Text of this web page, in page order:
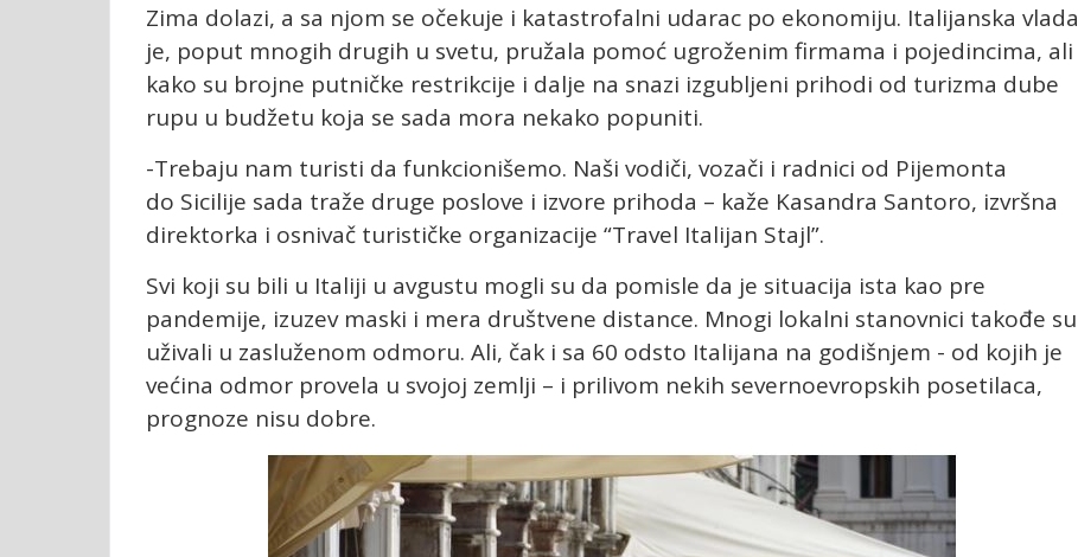
Zima dolazi, a sa njom se očekuje i katastrofalni udarac po ekonomiju. Italijanska vlada
je, poput mnogih drugih u svetu, pružala pomoć ugroženim firmama i pojedincima, ali
kako su brojne putničke restrikcije i dalje na snazi izgubljeni prihodi od turizma dube
rupu u budžetu koja se sada mora nekako popuniti.
-Trebaju nam turisti da funkcionišemo. Naši vodiči, vozači i radnici od Pijemonta
do Sicilije sada traže druge poslove i izvore prihoda – kaže Kasandra Santoro, izvršna
direktorka i osnivač turističke organizacije “Travel Italijan Stajl”.
Svi koji su bili u Italiji u avgustu mogli su da pomisle da je situacija ista kao pre
pandemije, izuzev maski i mera društvene distance. Mnogi lokalni stanovnici takođe su
uživali u zasluženom odmoru. Ali, čak i sa 60 odsto Italijana na godišnjem - od kojih je
većina odmor provela u svojoj zemlji – i prilivom nekih severnoevropskih posetilaca,
prognoze nisu dobre.